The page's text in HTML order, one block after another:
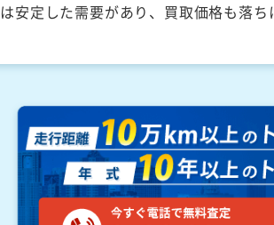
安定した需要があり、買取価格も落ち